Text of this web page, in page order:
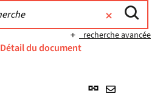
recherche avancée
Détail du document
Lien